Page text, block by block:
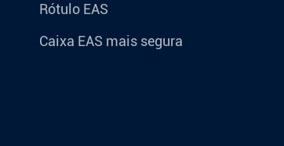
Rótulo EAS
Caixa EAS mais segura